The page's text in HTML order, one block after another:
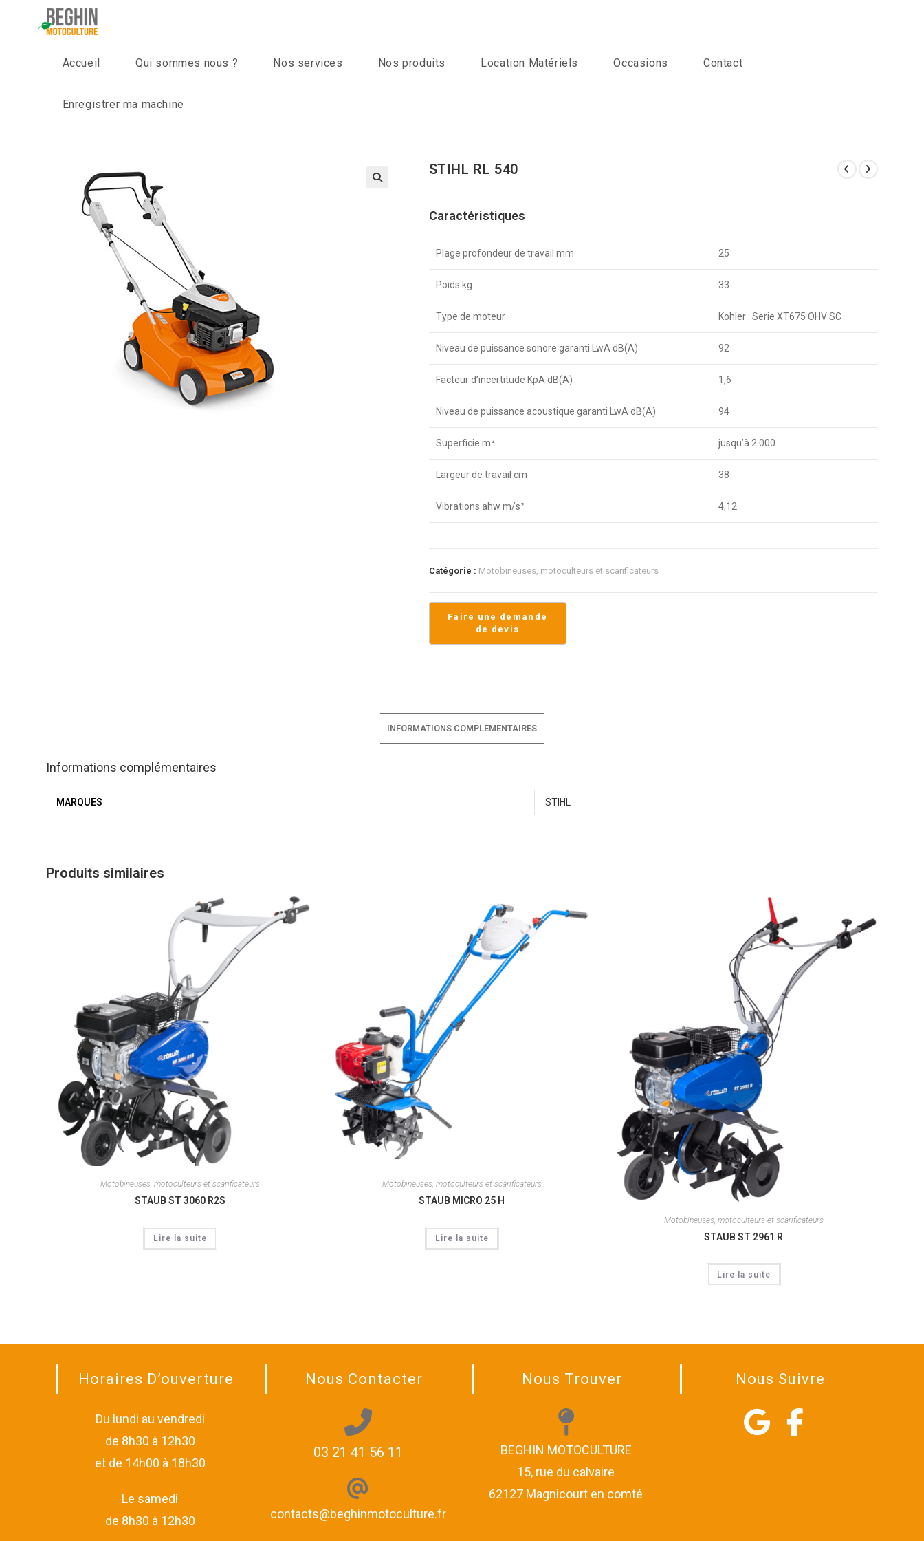
Accueil Qui sommes nous ? Nos services Nos produits Location Matériels Occasions Contact
Enregistrer ma machine
STIHL RL 540
Caractéristiques
Plage profondeur de travail mm 25
Poids kg 33
Type de moteur Kohler : Serie XT675 OHV SC
Niveau de puissance sonore garanti LwA dB(A) 92
Facteur d’incertitude KpA dB(A) 1,6
Niveau de puissance acoustique garanti LwA dB(A) 94
Superficie m² jusqu’à 2.000
Largeur de travail cm 38
Vibrations ahw m/s² 4,12
Catégorie : Motobineuses, motoculteurs et scarificateurs
INFORMATIONS COMPLÉMENTAIRES
Informations complémentaires
MARQUES STIHL
Produits similaires
Motobineuses, motoculteurs et scarificateurs
STAUB ST 3060 R2S
Lire la suite
Motobineuses, motoculteurs et scarificateurs
STAUB MICRO 25 H
Lire la suite
Motobineuses, motoculteurs et scarificateurs
STAUB ST 2961 R
Lire la suite
Horaires D’ouverture
Du lundi au vendredi
de 8h30 à 12h30
et de 14h00 à 18h30
Le samedi
de 8h30 à 12h30
Nous Contacter
03 21 41 56 11
contacts@beghinmotoculture.fr
Nous Trouver
BEGHIN MOTOCULTURE
15, rue du calvaire
62127 Magnicourt en comté
Nous Suivre